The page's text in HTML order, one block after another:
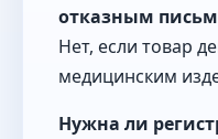
отказным
Нет, если товар
медицинским
Нужна ли